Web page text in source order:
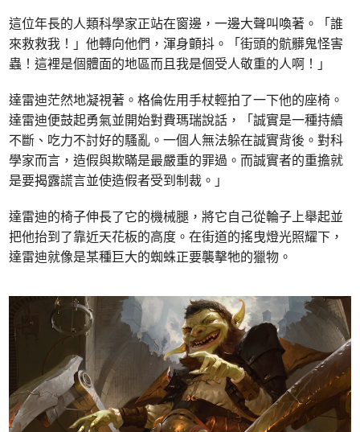
這位年長的人類科學家正站在窗邊，一邊大聲叫喚著。「誰
來救救我！」他轉向他們，渾身顫抖。「街頭的骯髒鬼怪害
蟲！這裡是個體面的地區而且我是個受人敬重的人啊！」
達雷迪茫然地凝視著。格倫佐用手杖輕拍了一下他的座椅。
達雷迪便鼓起勇氣並開始對費瑪瑞說話，「誠實是一種持續
不斷、吃力不討好的騷亂。一個人無法躲在誠實背後。對科
學家而言，造假與欺瞞是最嚴重的罪過。而誠實者的重擔就
是要揭露謊言並使造假者受到制裁。」
達雷迪的椅子伸長了它的機械腿，將它自己從輪子上舉起並
把他抬到了靠近天花板的高度。在街道的搖曳燈光照耀下，
達雷迪就像是某種巨大的蜘蛛正要襲擊牠的獵物。